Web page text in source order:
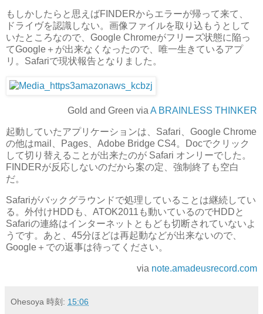
もしかしたらと思えばFINDERからエラーが帰って来て、
ドライヴを認識しない。画像ファイルを取り込もうとして
いたところなので、Google Chromeがフリーズ状態に陥っ
てGoogle＋が出来なくなったので、唯一生きているアプ
リ。Safariで現状報告となりました。
Gold and Green via A BRAINLESS THINKER
起動していたアプリケーションは、Safari、Google Chrome
の他はmail、Pages、Adobe Bridge CS4。Docでクリック
して切り替えることが出来たのが Safari オンリーでした。
FINDERが反応しないのだから案の定、強制終了も空白
だ。
Safariがバックグラウンドで処理していることは継続してい
る。外付けHDDも、ATOK2011も動いているのでHDDと
Safariの連絡はインターネットともども切断されていないよ
うです。あと、45分ほどは再起動などが出来ないので、
Google＋での返事は待ってください。
via note.amadeusrecord.com
Ohesoya 時刻: 15:06